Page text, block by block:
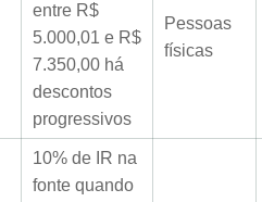
entre R$
5.000,01 e R$
7.350,00 há
descontos
progressivos
Pessoas
físicas
10% de IR na
fonte quando